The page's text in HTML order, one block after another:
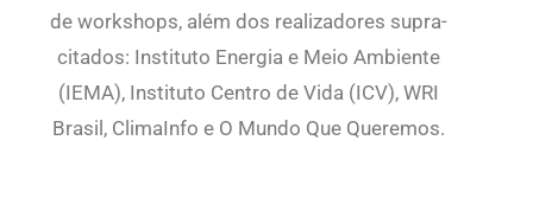
de workshops, além dos realizadores supra-
citados: Instituto Energia e Meio Ambiente
(IEMA), Instituto Centro de Vida (ICV), WRI
Brasil, ClimaInfo e O Mundo Que Queremos.